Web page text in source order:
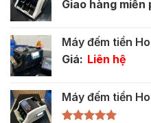
Giao hàng miễn
Máy đếm tiền
Giá: Liên hệ
Máy đếm tiền